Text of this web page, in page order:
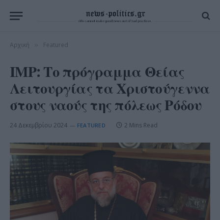
Αρχική Featured
ΙΜΡ: Το πρόγραμμα Θείας
Λειτουργίας τα Χριστούγεννα
στους ναούς της πόλεως Ρόδου
24 Δεκεμβρίου 2024 FEATURED 2 Mins Read